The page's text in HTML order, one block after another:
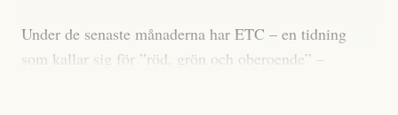
Under de senaste månaderna har ETC – en tidning
som kallar sig för ”röd, grön och oberoende” –